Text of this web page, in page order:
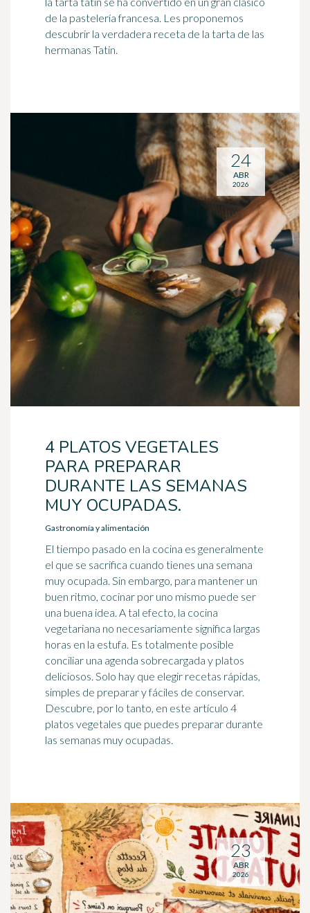
de la pastelería francesa. Les proponemos
descubrir la verdadera receta de la tarta de las
hermanas Tatin.
4 PLATOS VEGETALES
PARA PREPARAR
DURANTE LAS SEMANAS
MUY OCUPADAS.
Gastronomía y alimentación
El tiempo pasado en la cocina es generalmente
el que se sacrifica cuando tienes una semana
muy ocupada. Sin embargo, para mantener un
buen ritmo, cocinar por uno mismo puede ser
una buena idea. A tal efecto, la cocina
vegetariana no necesariamente significa largas
horas en la estufa. Es totalmente posible
conciliar una agenda sobrecargada y platos
deliciosos. Solo hay que elegir recetas rápidas,
simples de preparar y fáciles de conservar.
Descubre, por lo tanto, en este artículo 4
platos vegetales que puedes preparar durante
las semanas muy ocupadas.
24
ABR
2026
23
ABR
2026